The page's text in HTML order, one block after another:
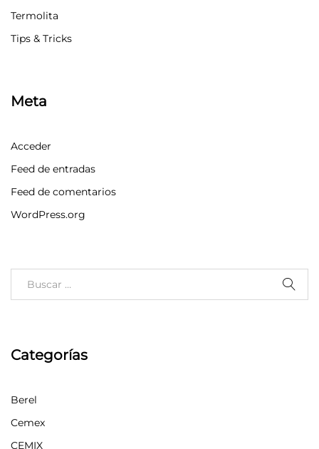
Termolita
Tips & Tricks
Meta
Acceder
Feed de entradas
Feed de comentarios
WordPress.org
Categorías
Berel
Cemex
CEMIX